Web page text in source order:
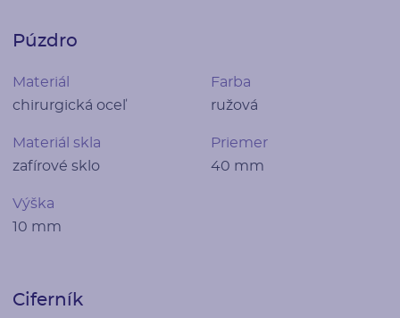
Púzdro
Materiál
chirurgická oceľ
Farba
ružová
Materiál skla
zafírové sklo
Priemer
40 mm
Výška
10 mm
Ciferník